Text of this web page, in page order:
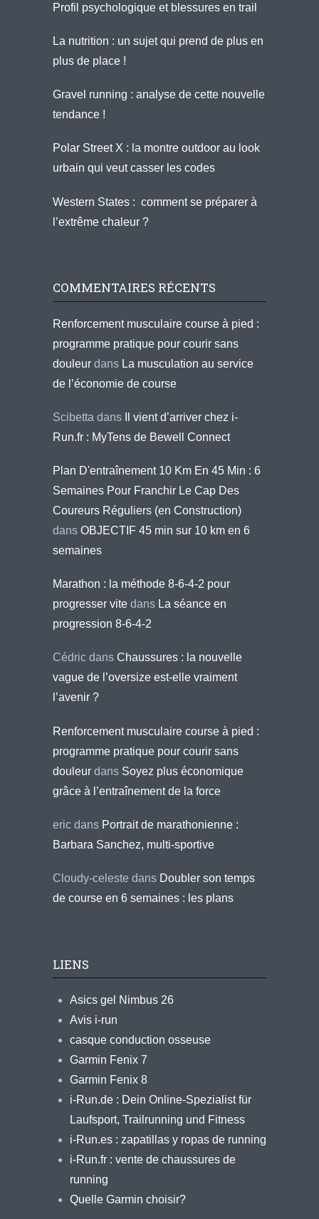
Profil psychologique et blessures en trail
La nutrition : un sujet qui prend de plus en
plus de place !
Gravel running : analyse de cette nouvelle
tendance !
Polar Street X : la montre outdoor au look
urbain qui veut casser les codes
Western States : comment se préparer à
l’extrême chaleur ?
COMMENTAIRES RÉCENTS
Renforcement musculaire course à pied :
programme pratique pour courir sans
douleur dans La musculation au service
de l’économie de course
Scibetta dans
Il vient d’arriver chez i-
Run.fr : MyTens de Bewell Connect
Plan D'entraînement 10 Km En 45 Min : 6
Semaines Pour Franchir Le Cap Des
Coureurs Réguliers (en Construction)
dans OBJECTIF 45 min sur 10 km en 6
semaines
Marathon : la méthode 8-6-4-2 pour
progresser vite dans La séance en
progression 8-6-4-2
Cédric dans Chaussures : la nouvelle
vague de l’oversize est-elle vraiment
l’avenir ?
Renforcement musculaire course à pied :
programme pratique pour courir sans
douleur dans Soyez plus économique
grâce à l’entraînement de la force
eric dans Portrait de marathonienne :
Barbara Sanchez, multi-sportive
Cloudy-celeste dans Doubler son temps
de course en 6 semaines : les plans
LIENS
Asics gel Nimbus 26
Avis i-run
casque conduction osseuse
Garmin Fenix 7
Garmin Fenix 8
i-Run.de : Dein Online-Spezialist für
Laufsport, Trailrunning und Fitness
i-Run.es : zapatillas y ropas de running
i-Run.fr : vente de chaussures de
running
Quelle Garmin choisir?